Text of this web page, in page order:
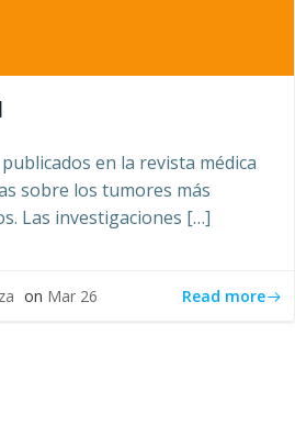
en la revista médica
sobre los tumores más
Las investigaciones […]
on Mar 26 Read more